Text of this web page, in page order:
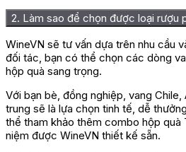
2. Làm sao để chọn được loại rượu
WineVN sẽ tư vấn dựa trên nhu cầu
đối tác, bạn có thể chọn các dòng
hộp quà sang trọng.
Với bạn bè, đồng nghiệp, vang
trung sẽ là lựa chọn tinh tế, dễ
thể tham khảo thêm combo hộp quà
niệm được WineVN thiết kế sẵn.